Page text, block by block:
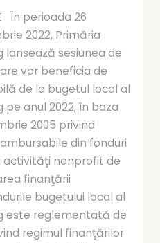
În perioada 26
2022, Primăria
lansează sesiunea de
vor beneficia de
de la bugetul local al
pe anul 2022, în baza
2005 privind
din fonduri
nonprofit de
finanţării
bugetului local al
este reglementată de
regimul finanţărilor